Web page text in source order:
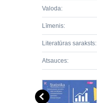
Valoda:
Līmenis:
Literatūras saraksts:
Atsauces: